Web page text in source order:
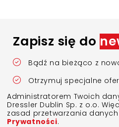
Zapisz się do
Bądź na bieżąco z
Otrzymuj specjalne
Administratorem Twoich
Dressler Dublin Sp. z o.o.
zasad przetwarzania
Prywatności.